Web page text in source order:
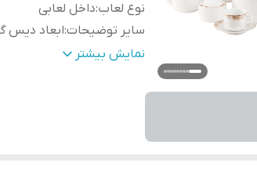
نوع لعاب:داخل لعابی
سایر توضیحات:ابعاد دیس گوچک: 3.5 × 23
رنگ:طلایی
نمایش بیشتر